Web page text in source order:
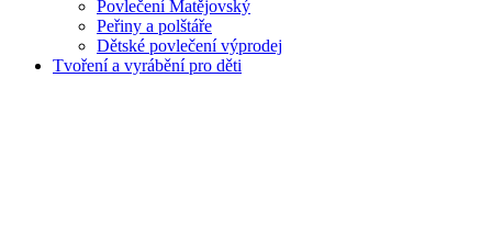
Povlečení Matějovský
Peřiny a polštáře
Dětské povlečení výprodej
Tvoření a vyrábění pro děti